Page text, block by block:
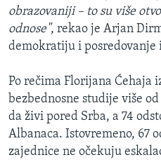
obrazovaniji – to su više
odnose", rekao je Arjan
demokratiju i posredovanje
Po rečima Florijana Ćehaja
bezbednosne studije više
da živi pored Srba, a 74
Albanaca. Istovremeno, 67
zajednice ne očekuju